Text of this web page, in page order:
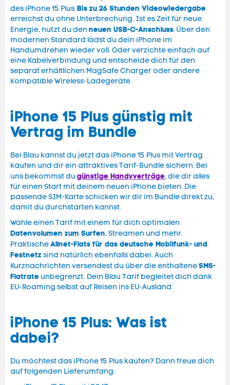
des iPhone 15 Plus:Bis zu 26 Stunden Videowiedergabe
erreichst du ohne Unterbrechung. Ist es Zeit für neue
Energie, nutzt du den neuen USB-C-Anschluss. Über den
modernen Standard lädst du dein iPhone im
Handumdrehen wieder voll. Oder verzichte einfach auf
eine Kabelverbindung und entscheide dich für den
separat erhältlichen MagSafe Charger oder andere
kompatible Wireless-Ladegeräte.
iPhone 15 Plus günstig mit
Vertrag im Bundle
Bei Blau kannst du jetzt das iPhone 15 Plus mit Vertrag
kaufen und dir ein attraktives Tarif-Bundle sichern. Bei
uns bekommst du günstige Handyverträge, die dir alles
für einen Start mit deinem neuen iPhone bieten. Die
passende SIM-Karte schicken wir dir im Bundle direkt zu,
damit du durchstarten kannst.
Wähle einen Tarif mit einem für dich optimalen
Datenvolumen zum Surfen, Streamen und mehr.
PraktischeAllnet-Flats für das deutsche Mobilfunk- und
Festnetz sind natürlich ebenfalls dabei. Auch
Kurznachrichten versendest du über die enthalteneSMS-
Flatrate unbegrenzt. Dein Blau Tarif begleitet dich dank
EU-Roaming selbst auf Reisen ins EU-Ausland.
iPhone 15 Plus: Was ist
dabei?
Du möchtest das iPhone 15 Plus kaufen? Dann freue dich
auf folgenden Lieferumfang: